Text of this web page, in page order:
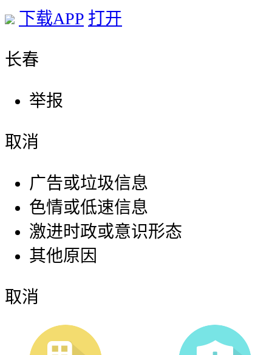
下载APP 打开
长春
举报
取消
广告或垃圾信息
色情或低速信息
激进时政或意识形态
其他原因
取消